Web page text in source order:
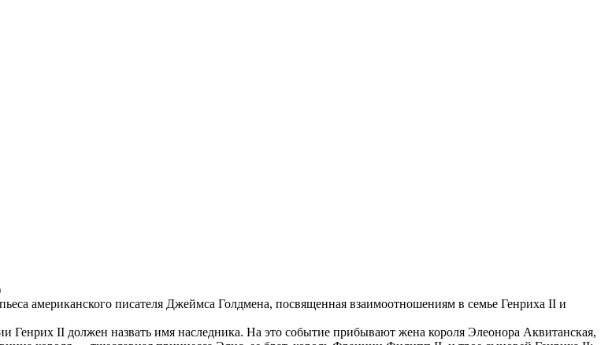
американского писателя Джеймса Голдмена, посвященная взаимоотношениям в семье Генриха II и
Генрих II должен назвать имя наследника. На это событие прибывают жена короля Элеонора Аквитанская,